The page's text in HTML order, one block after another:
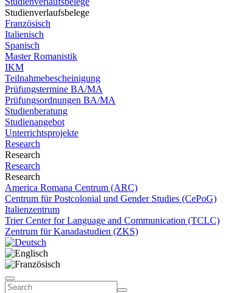
Studienverlaufsbelege
Französisch
Italienisch
Spanisch
Master Romanistik
IKM
Teilnahmebescheinigung
Prüfungstermine BA/MA
Prüfungsordnungen BA/MA
Studienberatung
Studienangebot
Unterrichtsprojekte
Research
Research
Research
Research
America Romana Centrum (ARC)
Centrum für Postcolonial und Gender Studies (CePoG)
Italienzentrum
Trier Center for Language and Communication (TCLC)
Zentrum für Kanadastudien (ZKS)